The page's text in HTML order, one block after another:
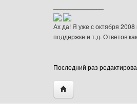
Ах да! Я уже с октября
поддержке и т.д. Ответов
Последний раз
Посетить сайт